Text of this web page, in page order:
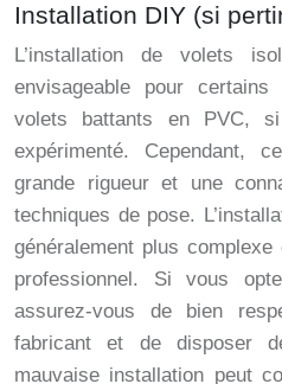
Installation DIY (si
L’installation de volets
envisageable pour
volets battants en PVC,
expérimenté. Cependant,
grande rigueur et une
techniques de pose.
généralement plus complexe
professionnel. Si vous
assurez-vous de bien
fabricant et de disposer
mauvaise installation peut